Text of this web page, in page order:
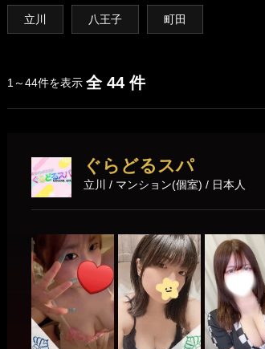
立川 八王子 町田
1～44件を表示 全 44 件
ぐらどるスパ
立川 / マンション(個室) / 日本人
初台・幡ヶ谷・笹塚
練馬・成増
恵比寿
渋谷・代々木・表参道
新橋・品川エリア
出張
ストレッチ あかすり